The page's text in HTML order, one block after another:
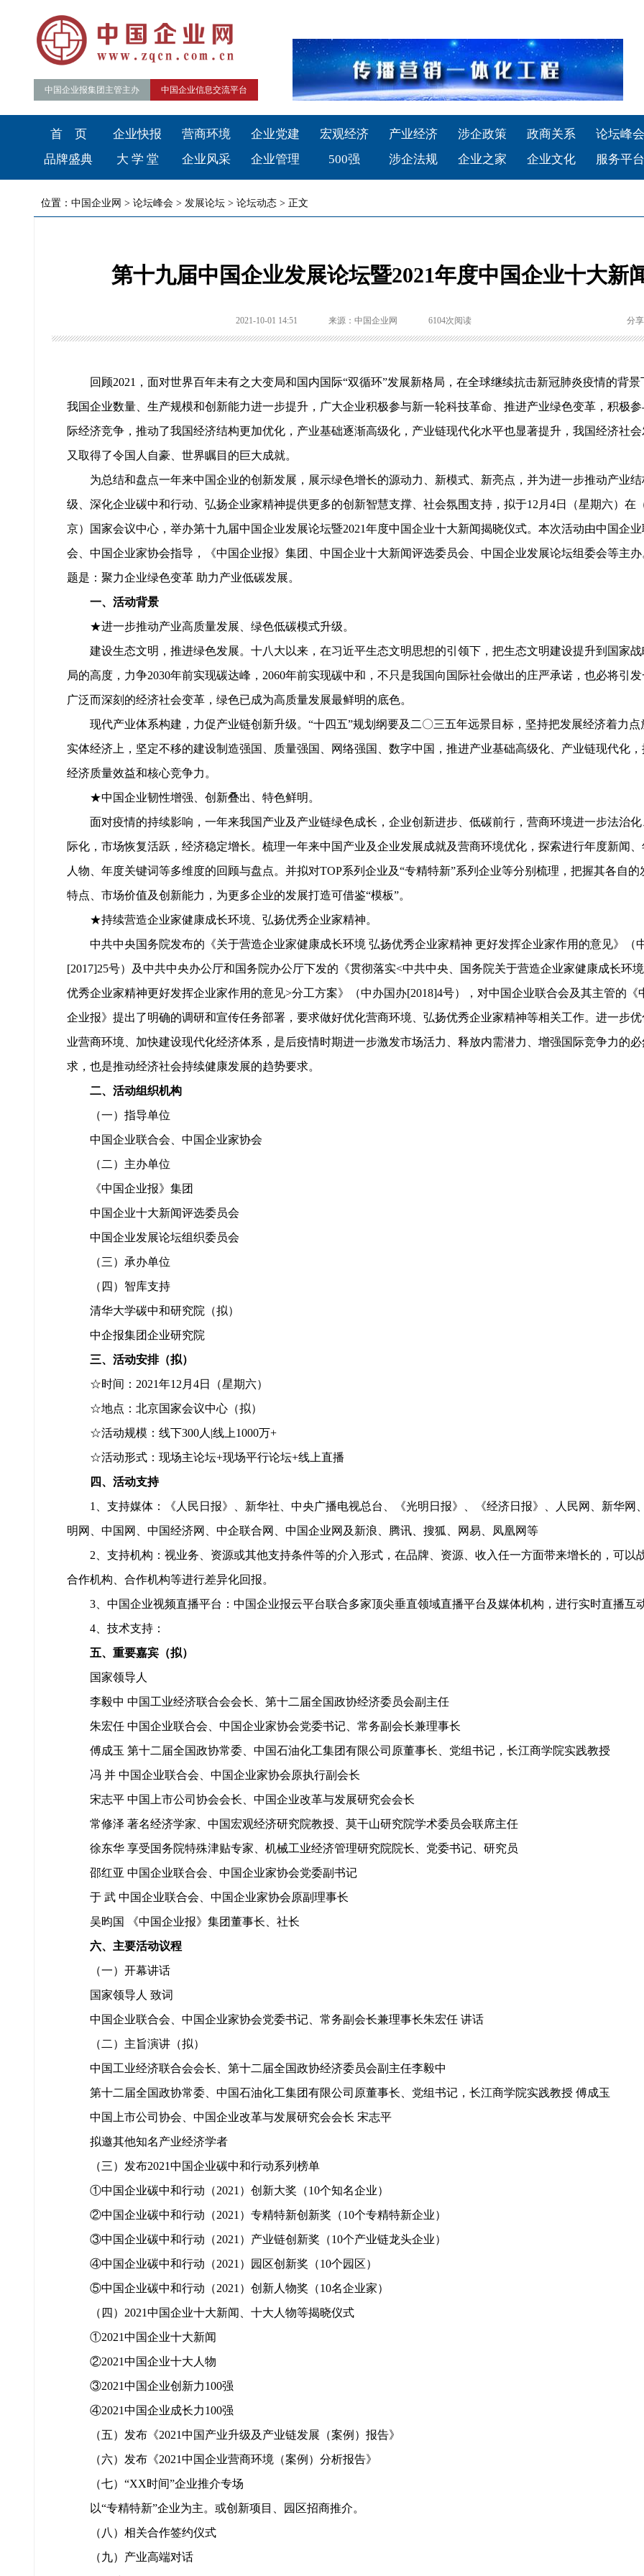
中国企业报集团主管主办 中国企业信息交流平台
首 页 企业快报 营商环境 企业党建 宏观经济 产业经济 涉企政策 政商关系 论坛峰会
品牌盛典
大 学 堂 企业风采 企业管理 500强 涉企法规 企业之家 企业文化 服务平台
位置： 中国企业网 > 论坛峰会 > 发展论坛 > 论坛动态 > 正文
第十九届中国企业发展论坛暨2021年度中国企业十大新
2021-10-01 14:51 来源：中国企业网 6104次阅读 分享
回顾2021，面对世界百年未有之大变局和国内国际“双循环”发展新格局，在全球继续抗击新冠肺炎疫情的背景
我国企业数量、生产规模和创新能力进一步提升，广大企业积极参与新一轮科技革命、推进产业绿色变革，积极参
际经济竞争，推动了我国经济结构更加优化，产业基础逐渐高级化，产业链现代化水平也显著提升，我国经济社会
又取得了令国人自豪、世界瞩目的巨大成就。
为总结和盘点一年来中国企业的创新发展，展示绿色增长的源动力、新模式、新亮点，并为进一步推动产业结
级、深化企业碳中和行动、弘扬企业家精神提供更多的创新智慧支撑、社会氛围支持，拟于12月4日（星期六）在
京）国家会议中心，举办第十九届中国企业发展论坛暨2021年度中国企业十大新闻揭晓仪式。本次活动由中国企业
会、中国企业家协会指导，《中国企业报》集团、中国企业十大新闻评选委员会、中国企业发展论坛组委会等主办
题是：聚力企业绿色变革 助力产业低碳发展。
一、活动背景
★进一步推动产业高质量发展、绿色低碳模式升级。
建设生态文明，推进绿色发展。十八大以来，在习近平生态文明思想的引领下，把生态文明建设提升到国家战
局的高度，力争2030年前实现碳达峰，2060年前实现碳中和，不只是我国向国际社会做出的庄严承诺，也必将引发
广泛而深刻的经济社会变革，绿色已成为高质量发展最鲜明的底色。
现代产业体系构建，力促产业链创新升级。“十四五”规划纲要及二〇三五年远景目标，坚持把发展经济着力点
实体经济上，坚定不移的建设制造强国、质量强国、网络强国、数字中国，推进产业基础高级化、产业链现代化，
经济质量效益和核心竞争力。
★中国企业韧性增强、创新叠出、特色鲜明。
面对疫情的持续影响，一年来我国产业及产业链绿色成长，企业创新进步、低碳前行，营商环境进一步法治化
际化，市场恢复活跃，经济稳定增长。梳理一年来中国产业及企业发展成就及营商环境优化，探索进行年度新闻
人物、年度关键词等多维度的回顾与盘点。并拟对TOP系列企业及“专精特新”系列企业等分别梳理，把握其各自的
特点、市场价值及创新能力，为更多企业的发展打造可借鉴“模板”。
★持续营造企业家健康成长环境、弘扬优秀企业家精神。
中共中央国务院发布的《关于营造企业家健康成长环境 弘扬优秀企业家精神 更好发挥企业家作用的意见》（
[2017]25号）及中共中央办公厅和国务院办公厅下发的《贯彻落实<中共中央、国务院关于营造企业家健康成长环
优秀企业家精神更好发挥企业家作用的意见>分工方案》（中办国办[2018]4号），对中国企业联合会及其主管的《
企业报》提出了明确的调研和宣传任务部署，要求做好优化营商环境、弘扬优秀企业家精神等相关工作。进一步优
业营商环境、加快建设现代化经济体系，是后疫情时期进一步激发市场活力、释放内需潜力、增强国际竞争力的
求，也是推动经济社会持续健康发展的趋势要求。
二、活动组织机构
（一）指导单位
中国企业联合会、中国企业家协会
（二）主办单位
《中国企业报》集团
中国企业十大新闻评选委员会
中国企业发展论坛组织委员会
（三）承办单位
（四）智库支持
清华大学碳中和研究院（拟）
中企报集团企业研究院
三、活动安排（拟）
☆时间：2021年12月4日（星期六）
☆地点：北京国家会议中心（拟）
☆活动规模：线下300人|线上1000万+
☆活动形式：现场主论坛+现场平行论坛+线上直播
四、活动支持
1、支持媒体：《人民日报》、新华社、中央广播电视总台、《光明日报》、《经济日报》、人民网、新华网
明网、中国网、中国经济网、中企联合网、中国企业网及新浪、腾讯、搜狐、网易、凤凰网等
2、支持机构：视业务、资源或其他支持条件等的介入形式，在品牌、资源、收入任一方面带来增长的，可以
合作机构、合作机构等进行差异化回报。
3、中国企业视频直播平台：中国企业报云平台联合多家顶尖垂直领域直播平台及媒体机构，进行实时直播互动
4、技术支持：
五、重要嘉宾（拟）
国家领导人
李毅中 中国工业经济联合会会长、第十二届全国政协经济委员会副主任
朱宏任 中国企业联合会、中国企业家协会党委书记、常务副会长兼理事长
傅成玉 第十二届全国政协常委、中国石油化工集团有限公司原董事长、党组书记，长江商学院实践教授
冯 并 中国企业联合会、中国企业家协会原执行副会长
宋志平 中国上市公司协会会长、中国企业改革与发展研究会会长
常修泽 著名经济学家、中国宏观经济研究院教授、莫干山研究院学术委员会联席主任
徐东华 享受国务院特殊津贴专家、机械工业经济管理研究院院长、党委书记、研究员
邵红亚 中国企业联合会、中国企业家协会党委副书记
于 武 中国企业联合会、中国企业家协会原副理事长
吴昀国 《中国企业报》集团董事长、社长
六、主要活动议程
（一）开幕讲话
国家领导人 致词
中国企业联合会、中国企业家协会党委书记、常务副会长兼理事长朱宏任 讲话
（二）主旨演讲（拟）
中国工业经济联合会会长、第十二届全国政协经济委员会副主任李毅中
第十二届全国政协常委、中国石油化工集团有限公司原董事长、党组书记，长江商学院实践教授 傅成玉
中国上市公司协会、中国企业改革与发展研究会会长 宋志平
拟邀其他知名产业经济学者
（三）发布2021中国企业碳中和行动系列榜单
①中国企业碳中和行动（2021）创新大奖（10个知名企业）
②中国企业碳中和行动（2021）专精特新创新奖（10个专精特新企业）
③中国企业碳中和行动（2021）产业链创新奖（10个产业链龙头企业）
④中国企业碳中和行动（2021）园区创新奖（10个园区）
⑤中国企业碳中和行动（2021）创新人物奖（10名企业家）
（四）2021中国企业十大新闻、十大人物等揭晓仪式
①2021中国企业十大新闻
②2021中国企业十大人物
③2021中国企业创新力100强
④2021中国企业成长力100强
（五）发布《2021中国产业升级及产业链发展（案例）报告》
（六）发布《2021中国企业营商环境（案例）分析报告》
（七）“XX时间”企业推介专场
以“专精特新”企业为主。或创新项目、园区招商推介。
（八）相关合作签约仪式
（九）产业高端对话